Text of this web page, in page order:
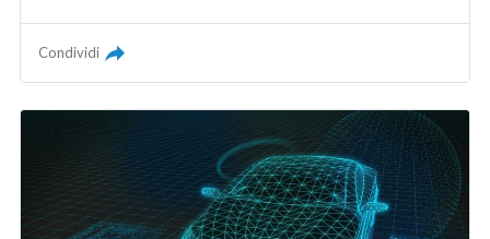
Condividi